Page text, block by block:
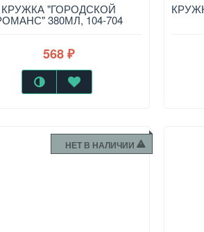
КРУЖКА "ГОРОДСКОЙ
380МЛ, 104-704
568 ₽
НЕТ В НАЛИЧИИ